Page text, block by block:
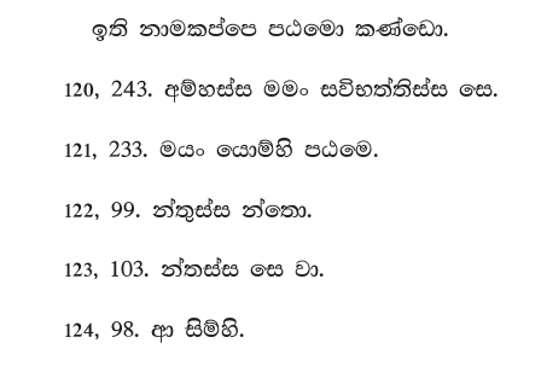
ඉති නාමකප්පෙ පඨමො කණ්ඩො.
120, 243. අම්හස්සමමං සවිභත්තිස්ස සෙ.
121, 233. මයං යොම්හි පඨමෙ.
122, 99. න්තුස්ස න්තො.
123, 103. න්තස්ස සෙ වා.
124, 98. ආ සිම්හි.